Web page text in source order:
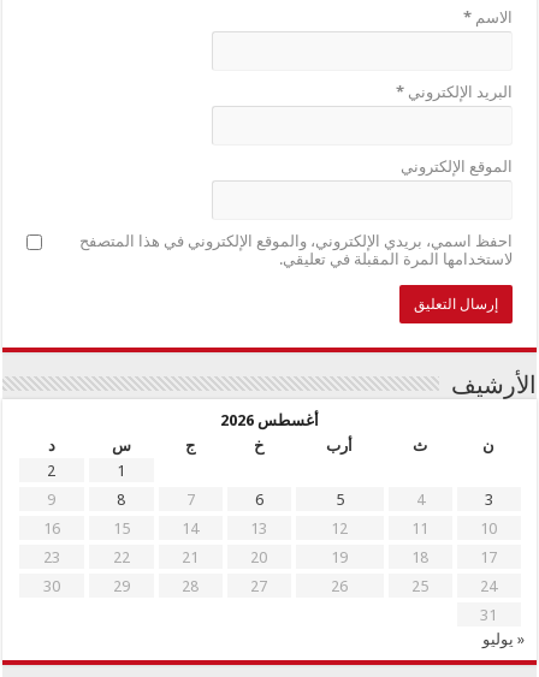
الاسم*
البريد الإلكتروني*
الموقع الإلكتروني
احفظ اسمي، بريدي الإلكتروني، والموقع الإلكتروني في هذا المتصفح
لاستخدامها المرة المقبلة في تعليقي.
الأرشيف
أغسطس 2026
ن
ث أرب خ ج س
د
1
2
3
4
5
6
7
8
9
10
11
12
13
14
15
16
17
18
19
20
21
22
23
24
25
26
27
28
29
30
31
« يوليو